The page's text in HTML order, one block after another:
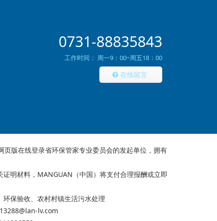
0731-88835843
工作时间： 周一9：00~周五18：00
在线留言
版在线登录省环保管家专业委员会的发起单位，拥有
明材料，MANGUAN（中国）将支付合理报酬或立即
环保验收、 农村村镇生活污水处理
lv.com